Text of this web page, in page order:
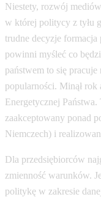
Niestety, rozwój
w której politycy z tyłu
trudne decyzje
powinni myśleć co
państwem to się
popularności. Minął
Energetycznej
zaakceptowany ponad
Niemczech) i
Dla przedsiębiorców
zmienność warunków.
politykę w zakresie